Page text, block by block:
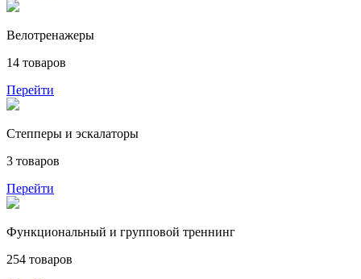
Велотренажеры
14 товаров
Перейти
Степперы и эскалаторы
3 товаров
Перейти
Функциональный и групповой треннинг
254 товаров